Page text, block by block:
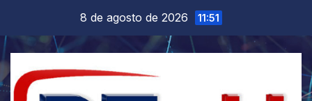
contenido
8 de agosto de 2026 11:51